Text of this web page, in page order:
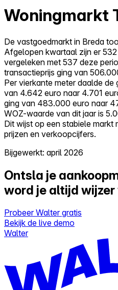
Woningmarkt
De vastgoedmarkt in Breda
Afgelopen kwartaal zijn er
vergeleken met 537 deze
transactieprijs ging van
Per vierkante meter daalde de
van 4.642 euro naar 4.701
ging van 483.000 euro naar
WOZ-waarde van dit jaar is
Dit wijst op een stabiele
prijzen en verkoopcijfers.
Bijgewerkt: april 2026
Ontsla je
word je altijd wijzer
Probeer Walter gratis
Bekijk de live demo
Walter